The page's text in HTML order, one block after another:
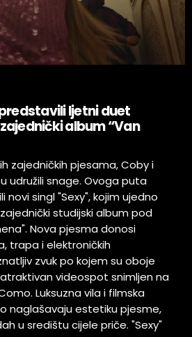
ljetni duet
album “Van
zajedničkih pjesama, Coby i
udružili snage. Ovoga puta
novi singl "Sexy", kojim ujedno
studijski album pod
Nova pjesma donosi
trapa i elektroničkih
zvuk po kojem su oboje
videospot snimljen na
Luksuzna vila i filmska
naglašavaju estetiku pjesme,
u središtu cijele priče. "Sexy"